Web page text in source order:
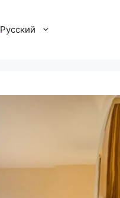
Русский